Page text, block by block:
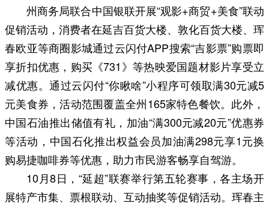
州商务局联合中国银联开展“观影+商贸+美食”联动
促销活动，消费者在延吉百货大楼、敦化百货大楼、珲
春欧亚等商圈影城通过云闪付APP搜索“吉影票”购票即
享折扣优惠，购买《731》等热映爱国题材影片享受立
减优惠。通过云闪付“你瞅啥”小程序可领取满30元减5
元美食券，活动范围覆盖全州165家特色餐饮。此外，
中国石油推出储值有礼，加油“满300元减20元”优惠券
等活动，中国石化推出权益会员加油满298元享1元换
购易捷咖啡券等优惠，助力市民游客畅享自驾游。
10月8日，“延超”联赛举行第五轮赛事，各主场开
展特产市集、票根联动、互动抽奖等促销活动。珲春主